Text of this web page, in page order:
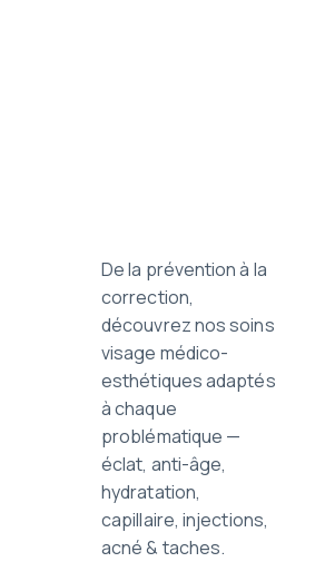
De la prévention à la
correction,
découvrez nos soins
visage médico-
esthétiques adaptés
à chaque
problématique —
éclat, anti-âge,
hydratation,
capillaire, injections,
acné & taches.